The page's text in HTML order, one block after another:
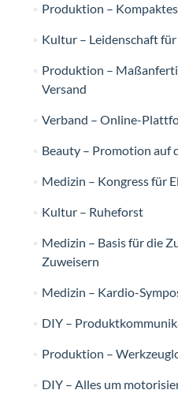
Produktion –
Kultur – Leidenschaft
Produktion –
Versand
Verband – Online-
Beauty – Promotion auf
Medizin – Kongress für
Kultur – Ruheforst
Medizin – Basis für die
Zuweisern
Medizin – Kardio-
DIY –
Produktion –
DIY – Alles um